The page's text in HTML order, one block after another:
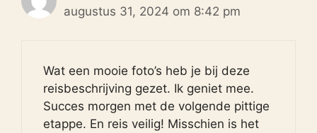
augustus 31, 2024 om 8:42 pm
Wat een mooie foto’s heb je bij deze
reisbeschrijving gezet. Ik geniet mee.
Succes morgen met de volgende pittige
etappe. En reis veilig! Misschien is het